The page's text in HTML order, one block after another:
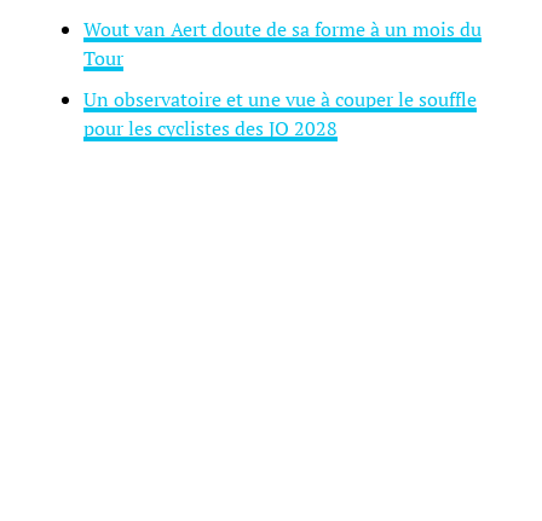
Wout van Aert doute de sa forme à un mois du
Tour
Un observatoire et une vue à couper le souffle
pour les cyclistes des JO 2028